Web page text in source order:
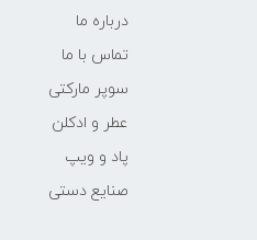
درباره ما
تماس با ما
سوپر مارکتی
عطر و ادکلن
پاد و ویپ
صنایع دستی